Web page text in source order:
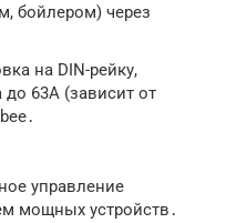
бойлером) через
на DIN-рейку,
до 63А (зависит от
управление
мощных устройств․